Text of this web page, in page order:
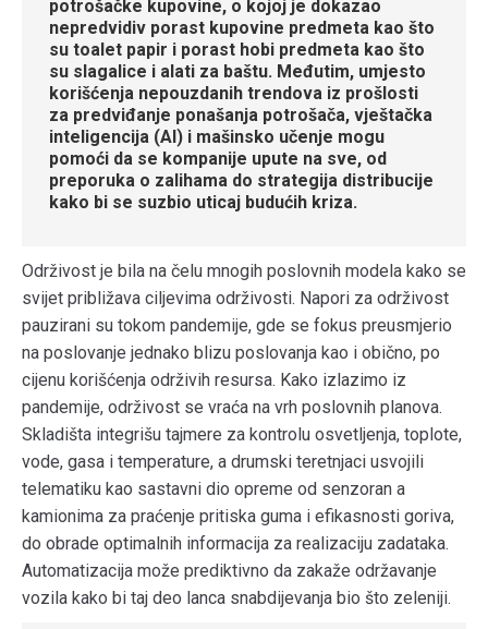
potrošačke kupovine, o kojoj je dokazao
nepredvidiv porast kupovine predmeta kao što
su toalet papir i porast hobi predmeta kao što
su slagalice i alati za baštu. Međutim, umjesto
korišćenja nepouzdanih trendova iz prošlosti
za predviđanje ponašanja potrošača, vještačka
inteligencija (AI) i mašinsko učenje mogu
pomoći da se kompanije upute na sve, od
preporuka o zalihama do strategija distribucije
kako bi se suzbio uticaj budućih kriza.
Održivost je bila na čelu mnogih poslovnih modela kako se
svijet približava ciljevima održivosti. Napori za održivost
pauzirani su tokom pandemije, gde se fokus preusmjerio
na poslovanje jednako blizu poslovanja kao i obično, po
cijenu korišćenja održivih resursa. Kako izlazimo iz
pandemije, održivost se vraća na vrh poslovnih planova.
Skladišta integrišu tajmere za kontrolu osvetljenja, toplote,
vode, gasa i temperature, a drumski teretnjaci usvojili
telematiku kao sastavni dio opreme od senzoran a
kamionima za praćenje pritiska guma i efikasnosti goriva,
do obrade optimalnih informacija za realizaciju zadataka.
Automatizacija može prediktivno da zakaže održavanje
vozila kako bi taj deo lanca snabdijevanja bio što zeleniji.